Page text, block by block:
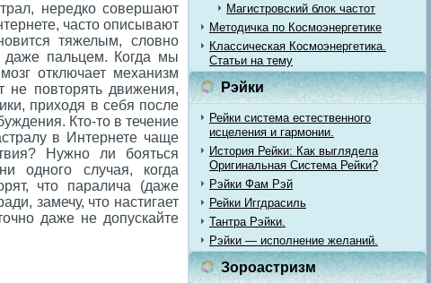
нередко совершают
часто описывают
тяжелым, словно
даже пальцем. Когда мы
отключает механизм
не повторять движения,
приходя в себя после
Кто-то в течение
в Интернете чаще
Нужно ли бояться
одного случая, когда
что паралича (даже
замечу, что настигает
даже не допускайте
Магистровский блок частот
Методичка по Космоэнергетике
Классическая Космоэнергетика.
Статьи на тему
Рэйки
Рейки система естественного
исцеления и гармонии.
История Рейки: Как выглядела
Оригинальная Система Рейки?
Рэйки Фам Рэй
Рейки Иггдрасиль
Тантра Рэйки.
Рэйки — исполнение желаний.
Зороастризм